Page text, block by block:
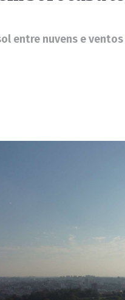
entre nuvens e